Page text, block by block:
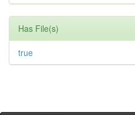
Has File(s)
true